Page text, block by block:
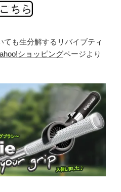
ても生分解するリバイブティ
ショッピングページより